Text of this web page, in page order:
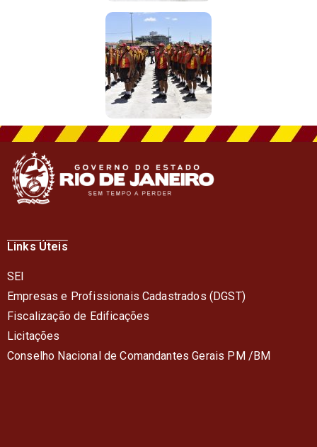
Links Úteis
SEI
Empresas e Profissionais Cadastrados (DGST)
Fiscalização de Edificações
Licitações
Conselho Nacional de Comandantes Gerais PM /BM